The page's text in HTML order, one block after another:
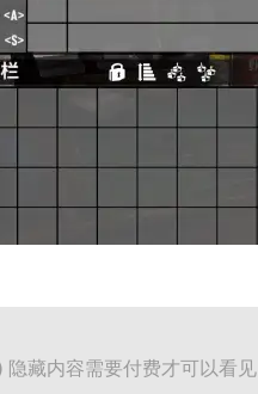
隐藏内容需要付费才可以看见